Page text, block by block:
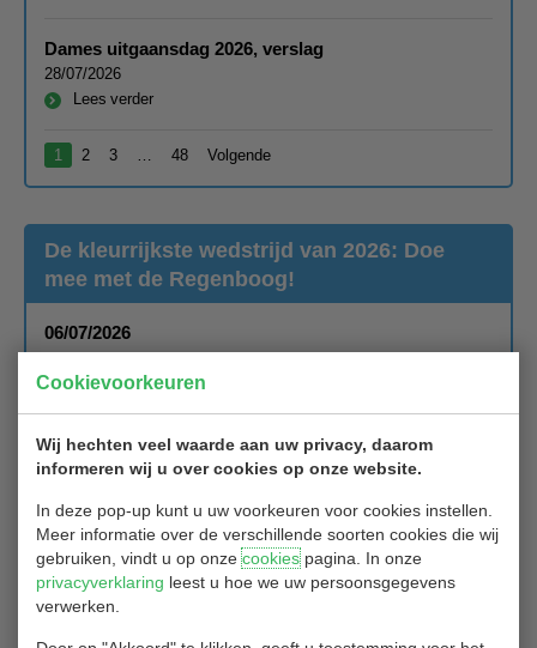
Cookievoorkeuren
Wij hechten veel waarde aan uw privacy, daarom
informeren wij u over cookies op onze website.
In deze pop-up kunt u uw voorkeuren voor cookies instellen.
Meer informatie over de verschillende soorten cookies die wij
gebruiken, vindt u op onzecookiespagina. In onze
privacyverklaring leest u hoe we uw persoonsgegevens
verwerken.
Dames uitgaansdag 2026, verslag
28/07/2026
Lees verder
1 2 3 48 Volgende
De kleurrijkste wedstrijd van 2026: Doe
mee met de Regenboog!
06/07/2026
De inschrijving is geopend: schrijf snel in zodat de
Een keertje als gast meedoen met onze golfclub? Dat kan ook
Je rekent je greenfee (introductietarief), of lussen van je
rondenkaart af bij de Caddiemaster en je speelt gewoon mee!